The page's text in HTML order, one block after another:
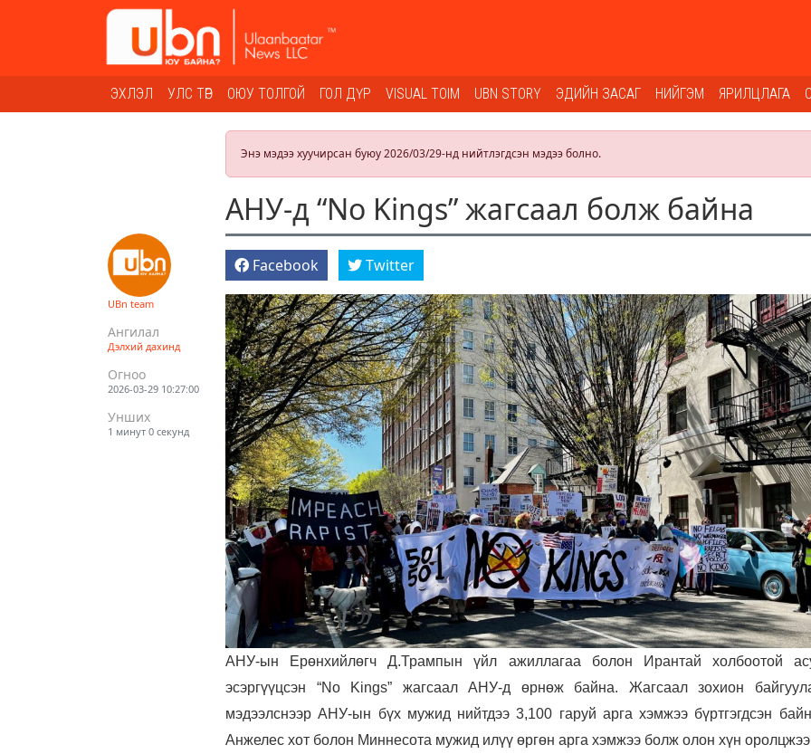
ЭХЛЭЛ УЛС ТӨР ОЮУ ТОЛГОЙ ГОЛ ДҮР VISUAL TOIM UBN STORY ЭДИЙН ЗАСАГ НИЙГЭМ ЯРИЛЦЛАГА
Энэ мэдээ хуучирсан буюу 2026/03/29-нд нийтлэгдсэн мэдээ болно.
АНУ-д “No Kings” жагсаал болж байна
UBn team
Ангилал
Дэлхий дахинд
Огноо
2026-03-29 10:27:00
Унших
1 минут 0 секунд
Facebook Twitter
АНУ-ын Ерөнхийлөгч Д.Трампын үйл ажиллагаа болон Ирантай холбоотой
эсэргүүцсэн “No Kings” жагсаал АНУ-д өрнөж байна. Жагсаал зохион
мэдээлснээр АНУ-ын бүх мужид нийтдээ 3,100 гаруй арга хэмжээ бүртгэгдсэн
Анжелес хот болон Миннесота мужид илүү өргөн арга хэмжээ болж олон хүн